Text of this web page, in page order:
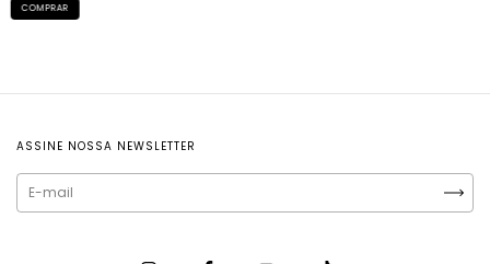
COMPRAR
ASSINE NOSSA NEWSLETTER